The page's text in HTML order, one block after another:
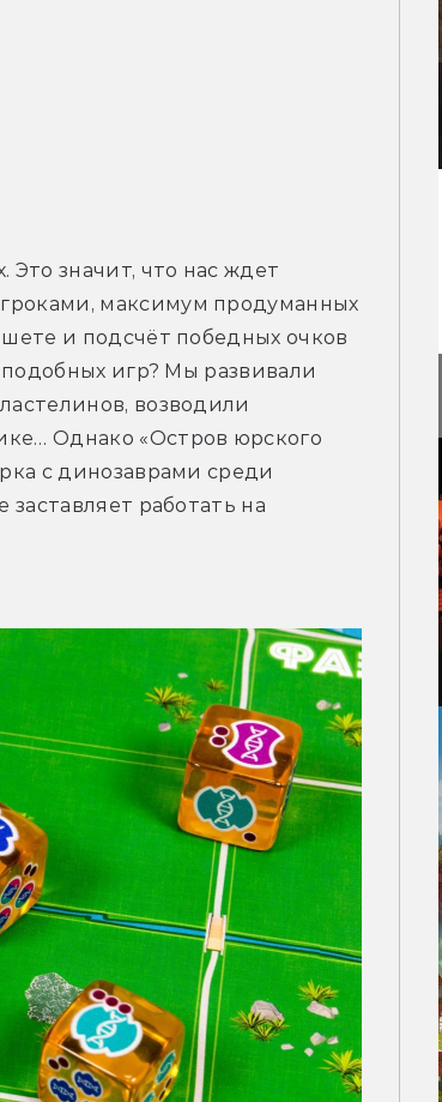
значит, что нас ждет
максимум продуманных
и подсчёт победных очков
игр? Мы развивали
возводили
Однако «Остров юрского
с динозаврами среди
работать на